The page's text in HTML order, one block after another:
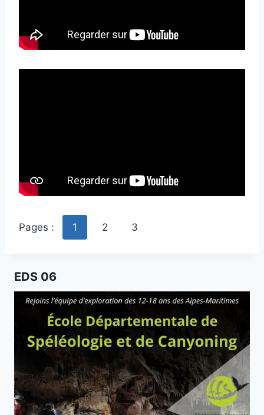
Pages : 1 2 3
EDS 06